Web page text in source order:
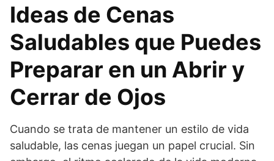
Ideas de Cenas
Saludables que Puedes
Preparar en un Abrir y
Cerrar de Ojos
Cuando se trata de mantener un estilo de vida
saludable, las cenas juegan un papel crucial. Sin